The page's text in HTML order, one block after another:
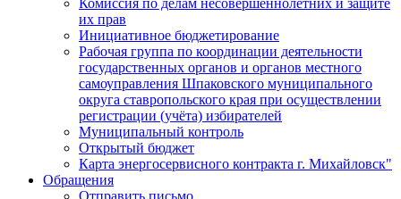
Комиссия по делам несовершеннолетних и защите
их прав
Инициативное бюджетирование
Рабочая группа по координации деятельности
государственных органов и органов местного
самоуправления Шпаковского муниципального
округа ставропольского края при осуществлении
регистрации (учёта) избирателей
Муниципальный контроль
Открытый бюджет
Карта энергосервисного контракта г. Михайловск"
Обращения